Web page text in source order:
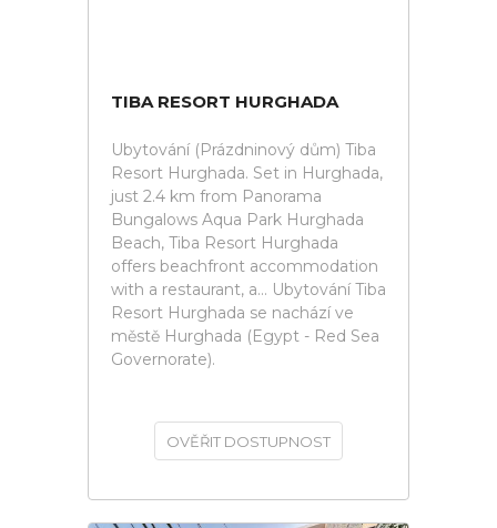
TIBA RESORT HURGHADA
Ubytování (Prázdninový dům) Tiba
Resort Hurghada. Set in Hurghada,
just 2.4 km from Panorama
Bungalows Aqua Park Hurghada
Beach, Tiba Resort Hurghada
offers beachfront accommodation
with a restaurant, a... Ubytování Tiba
Resort Hurghada se nachází ve
městě Hurghada (Egypt - Red Sea
Governorate).
OVĚŘIT DOSTUPNOST